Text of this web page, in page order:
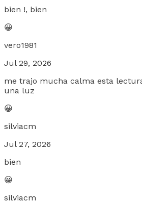
bien !, bien
😀
vero1981
Jul 29, 2026
me trajo mucha calma esta
una luz
😀
silviacm
Jul 27, 2026
bien
😀
silviacm